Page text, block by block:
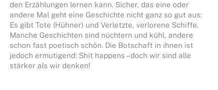
den Erzählungen lernen kann. Sicher, das eine oder
andere Mal geht eine Geschichte nicht ganz so gut aus:
Es gibt Tote (Hühner) und Verletzte, verlorene Schiffe.
Manche Geschichten sind nüchtern und kühl, andere
schon fast poetisch schön. Die Botschaft in ihnen ist
jedoch ermutigend: Shit happens – doch wir sind alle
stärker als wir denken!